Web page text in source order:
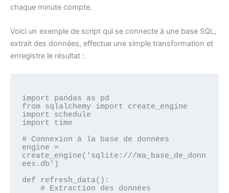
chaque minute compte.
Voici un exemple de script qui se connecte à une base SQL,
extrait des données, effectue une simple transformation et
enregistre le résultat :
import pandas as pd
from sqlalchemy import create_engine
import schedule
import time
# Connexion à la base de données
engine =
create_engine('sqlite:///ma_base_de_donn
ees.db')
def refresh_data():
    # Extraction des données